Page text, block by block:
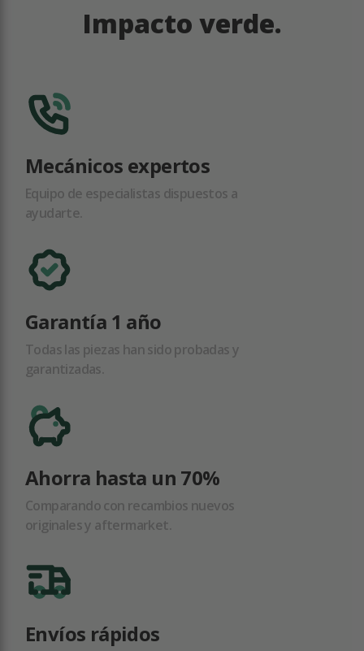
Impacto verde.
Mecánicos expertos
Equipo de especialistas dispuestos a
ayudarte.
Garantía 1 año
Todas las piezas han sido probadas y
garantizadas.
Ahorra hasta un 70%
Comparando con recambios nuevos
originales y aftermarket.
Envíos rápidos